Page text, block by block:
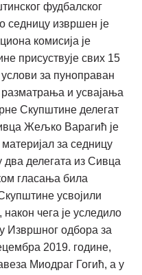
фудбалског
седницу извршен је
комисија је
присуствује свих 15
за пуноправан
и усвајања
Скупштине делегат
Жељко Варагић је
за седницу
два делегата из Сивца
гласања била
усвојили
чега је уследило
Извршног одбора за
2019. године,
Миодраг Гогић, а у